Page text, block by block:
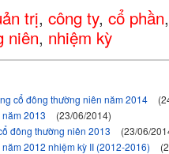
trị, công ty, cổ phần
niên, nhiệm kỳ
cổ đông thường niên năm 2014
2013
(23/06/2014)
đông thường niên 2013
(23/06/
2012 nhiệm kỳ II (2012-2016)